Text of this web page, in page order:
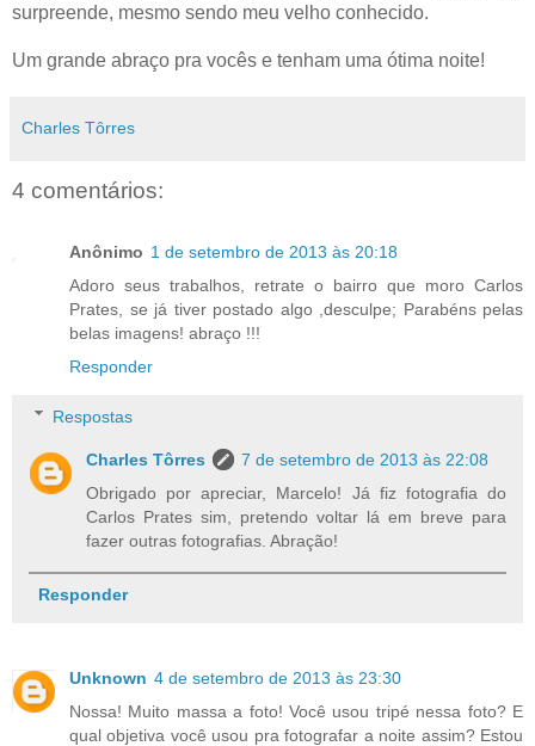
surpreende, mesmo sendo meu velho conhecido.
Um grande abraço pra vocês e tenham uma ótima noite!
Charles Tôrres
4 comentários:
Anônimo 1 de setembro de 2013 às 20:18
Adoro seus trabalhos, retrate o bairro que moro Carlos
Prates, se já tiver postado algo ,desculpe; Parabéns pelas
belas imagens! abraço !!!
Responder
Respostas
Charles Tôrres
7 de setembro de 2013 às 22:08
Obrigado por apreciar, Marcelo! Já fiz fotografia do
Carlos Prates sim, pretendo voltar lá em breve para
fazer outras fotografias. Abração!
Responder
Unknown 4 de setembro de 2013 às 23:30
Nossa! Muito massa a foto! Você usou tripé nessa foto? E
qual objetiva você usou pra fotografar a noite assim? Estou